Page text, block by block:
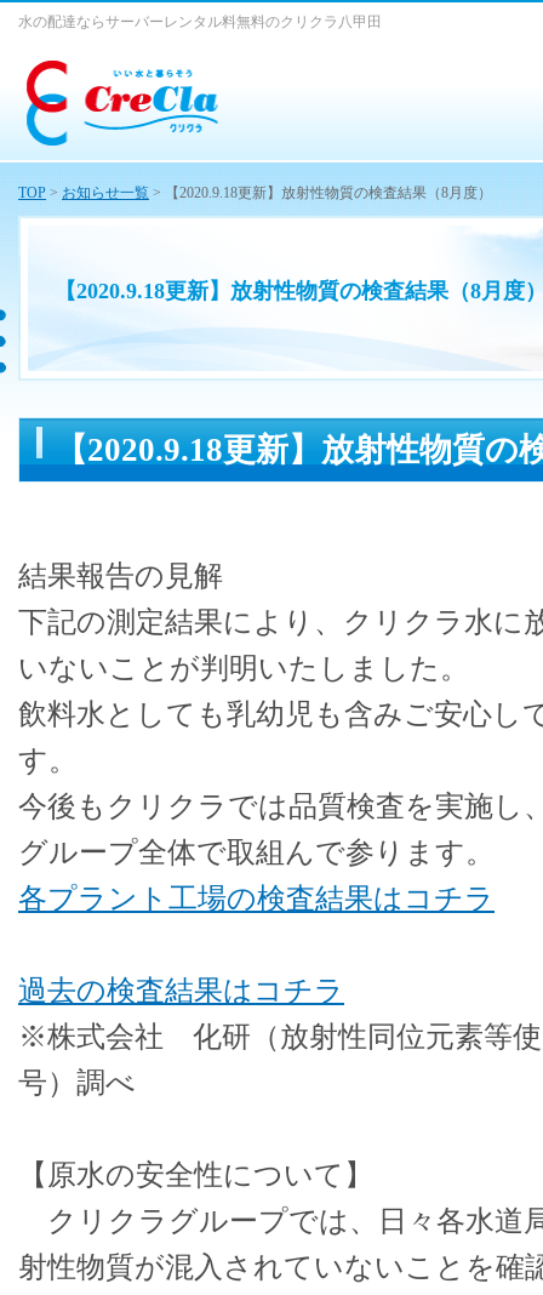
【2020.9.18更新】放射性物質の検査結果（8月度
水の配達ならサーバーレンタル料無料のクリクラ八甲田
【2020.9.18更新】放射性物質の
結果報告の見解
下記の測定結果により、クリクラ水に
いないことが判明いたしました。
飲料水としても乳幼児も含みご安心し
す。
今後もクリクラでは品質検査を実施し
グループ全体で取組んで参ります。
各プラント工場の検査結果はコチラ
過去の検査結果はコチラ
※株式会社 化研（放射性同位元素等使
号）調べ
【原水の安全性について】
クリクラグループでは、日々各水道
射性物質が混入されていないことを確
TOP > お知らせ一覧 > 【2020.9.18更新】放射性物質の検査結果（8月度）